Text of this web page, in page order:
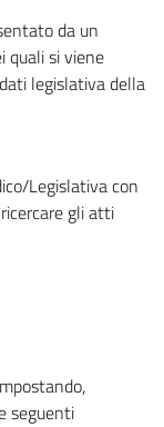
da un
quali si viene
legislativa della
Legislativa con
gli atti
seguenti